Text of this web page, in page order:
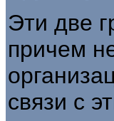
Эти две
причем
связи с